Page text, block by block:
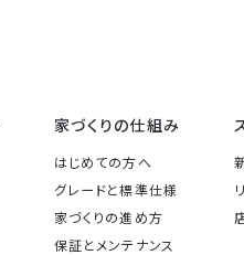
家づくりの仕組み
はじめての方へ
グレードと標準仕様
家づくりの進め方
保証とメンテナンス